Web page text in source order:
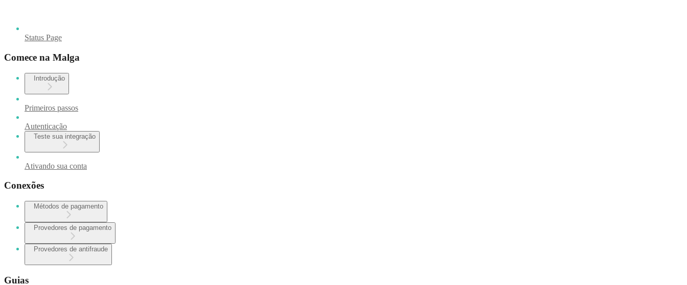
Status Page
Comece na Malga
Introdução
Primeiros passos
Autenticação
Teste sua integração
Ativando sua conta
Conexões
Métodos de pagamento
Provedores de pagamento
Provedores de antifraude
Guias